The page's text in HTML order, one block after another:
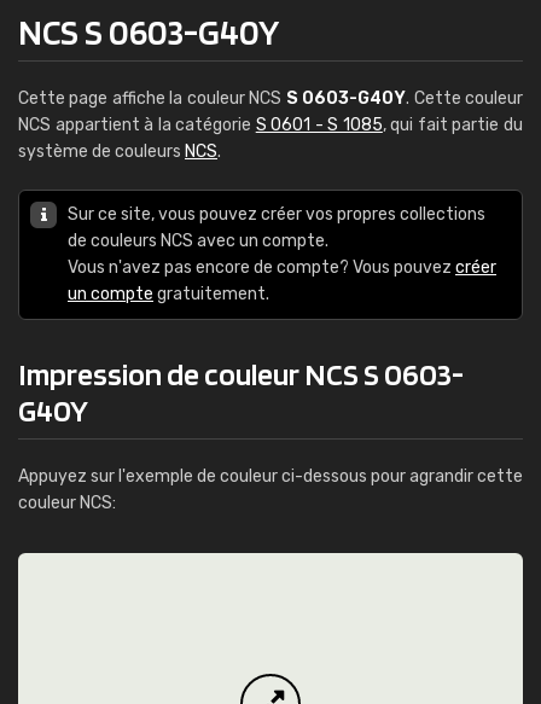
NCS S 0603-G40Y
Cette page affiche la couleur NCS S 0603-G40Y. Cette couleur
NCS appartient à la catégorie S 0601 - S 1085, qui fait partie du
système de couleurs NCS.
Sur ce site, vous pouvez créer vos propres collections
de couleurs NCS avec un compte.
Vous n'avez pas encore de compte? Vous pouvez créer
un compte gratuitement.
Impression de couleur NCS S 0603-
G40Y
Appuyez sur l'exemple de couleur ci-dessous pour agrandir cette
couleur NCS: